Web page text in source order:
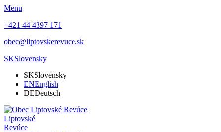
Menu
+421 44 4397 171
obec@liptovskerevuce.sk
SKSlovensky
SKSlovensky
ENEnglish
DEDeutsch
Liptovské
Revúce